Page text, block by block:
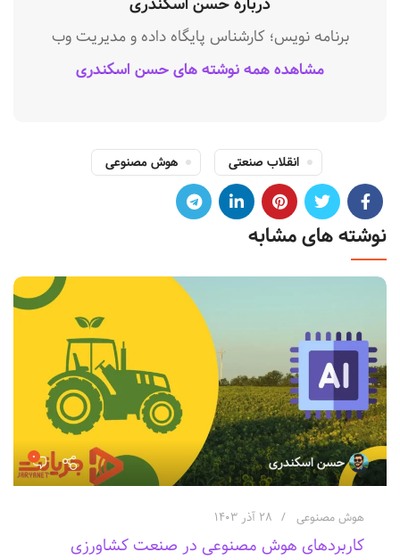
برنامه نویس؛ کارشناس پایگاه داده و مدیریت وب
مشاهده همه نوشته های حسن اسکندری
انقلاب صنعتی هوش مصنوعی
نوشته های مشابه
حسن اسکندری ۰
هوش مصنوعی ۲۸ آذر ۱۴۰۳
کاربردهای هوش مصنوعی در صنعت کشاورزی